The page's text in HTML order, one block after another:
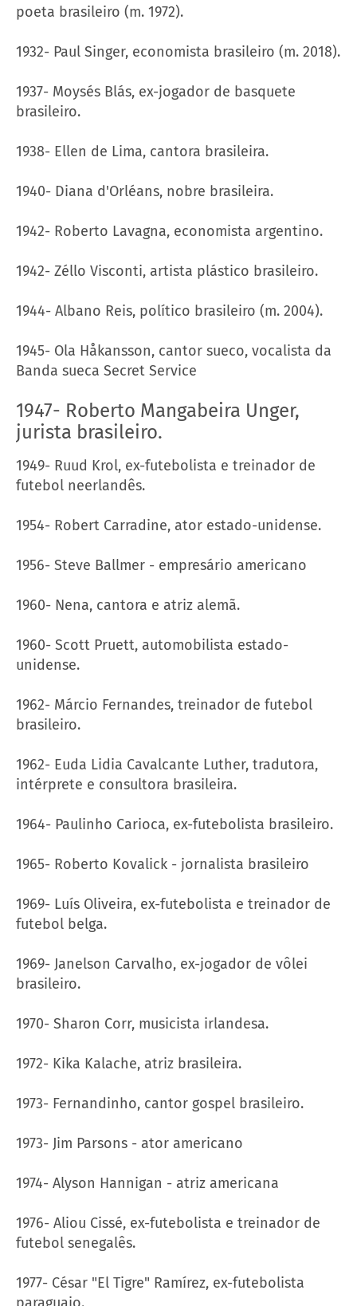
poeta brasileiro (m. 1972).
1932- Paul Singer, economista brasileiro (m. 2018).
1937- Moysés Blás, ex-jogador de basquete
brasileiro.
1938- Ellen de Lima, cantora brasileira.
1940- Diana d'Orléans, nobre brasileira.
1942- Roberto Lavagna, economista argentino.
1942- Zéllo Visconti, artista plástico brasileiro.
1944- Albano Reis, político brasileiro (m. 2004).
1945- Ola Håkansson, cantor sueco, vocalista da
Banda sueca Secret Service
1947- Roberto Mangabeira Unger,
jurista brasileiro.
1949- Ruud Krol, ex-futebolista e treinador de
futebol neerlandês.
1954- Robert Carradine, ator estado-unidense.
1956- Steve Ballmer - empresário americano
1960- Nena, cantora e atriz alemã.
1960- Scott Pruett, automobilista estado-
unidense.
1962- Márcio Fernandes, treinador de futebol
brasileiro.
1962- Euda Lidia Cavalcante Luther, tradutora,
intérprete e consultora brasileira.
1964- Paulinho Carioca, ex-futebolista brasileiro.
1965- Roberto Kovalick - jornalista brasileiro
1969- Luís Oliveira, ex-futebolista e treinador de
futebol belga.
1969- Janelson Carvalho, ex-jogador de vôlei
brasileiro.
1970- Sharon Corr, musicista irlandesa.
1972- Kika Kalache, atriz brasileira.
1973- Fernandinho, cantor gospel brasileiro.
1973- Jim Parsons - ator americano
1974- Alyson Hannigan - atriz americana
1976- Aliou Cissé, ex-futebolista e treinador de
futebol senegalês.
1977- César "El Tigre" Ramírez, ex-futebolista